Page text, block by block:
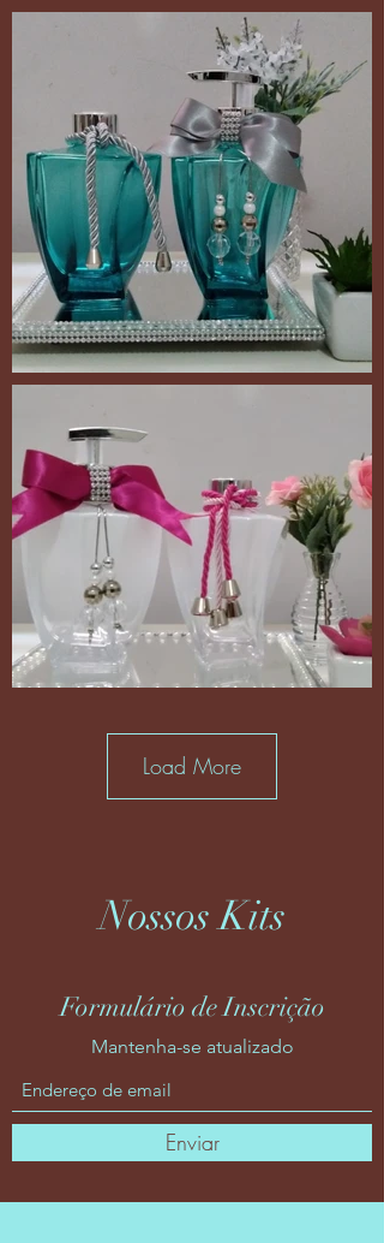
Load More
Formulário de Inscrição
Mantenha-se atualizado
Enviar
Nossos Kits